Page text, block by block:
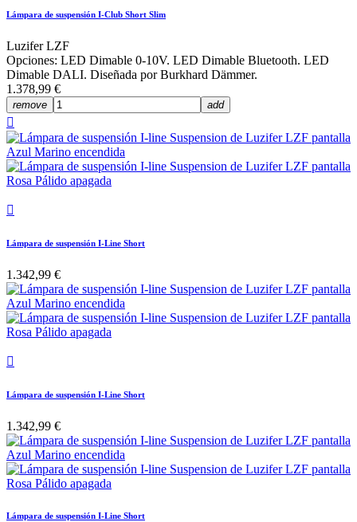
Lámpara de suspensión I-Club Short Slim
Luzifer LZF
Opciones: LED Dimable 0-10V. LED Dimable Bluetooth. LED
Dimable DALI. Diseñada por Burkhard Dämmer.
1.378,99 €
remove add


Lámpara de suspensión I-Line Short
1.342,99 €

Lámpara de suspensión I-Line Short
1.342,99 €
Lámpara de suspensión I-Line Short